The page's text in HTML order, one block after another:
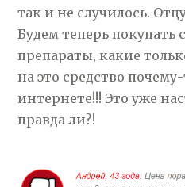
так и не случилось.
Будем теперь покупать
препараты, какие
на это средство
интернете!!! Это уже
правда ли?!